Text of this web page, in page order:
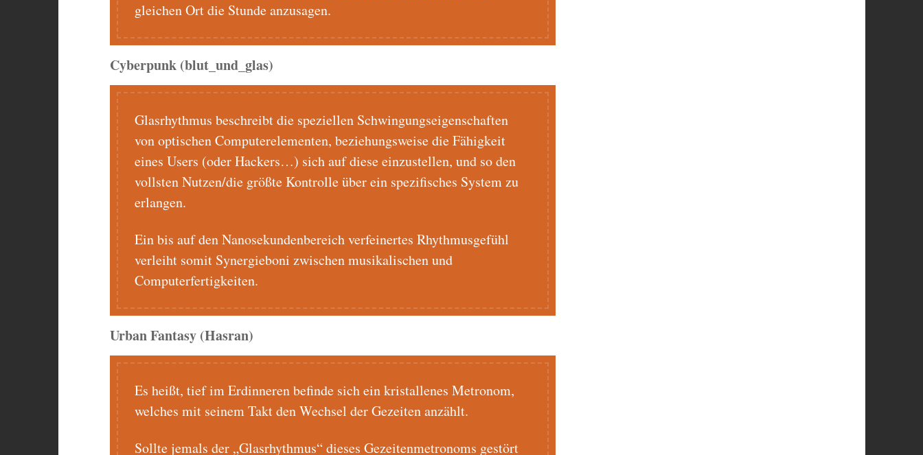
gleichen Ort die Stunde anzusagen.
Cyberpunk (blut_und_glas)
Glasrhythmus beschreibt die speziellen Schwingungseigenschaften
von optischen Computerelementen, beziehungsweise die Fähigkeit
eines Users (oder Hackers…) sich auf diese einzustellen, und so den
vollsten Nutzen/die größte Kontrolle über ein spezifisches System zu
erlangen.
Ein bis auf den Nanosekundenbereich verfeinertes Rhythmusgefühl
verleiht somit Synergieboni zwischen musikalischen und
Computerfertigkeiten.
Urban Fantasy (Hasran)
Es heißt, tief im Erdinneren befinde sich ein kristallenes Metronom,
welches mit seinem Takt den Wechsel der Gezeiten anzählt.
Sollte jemals der „Glasrhythmus“ dieses Gezeitenmetronoms gestört